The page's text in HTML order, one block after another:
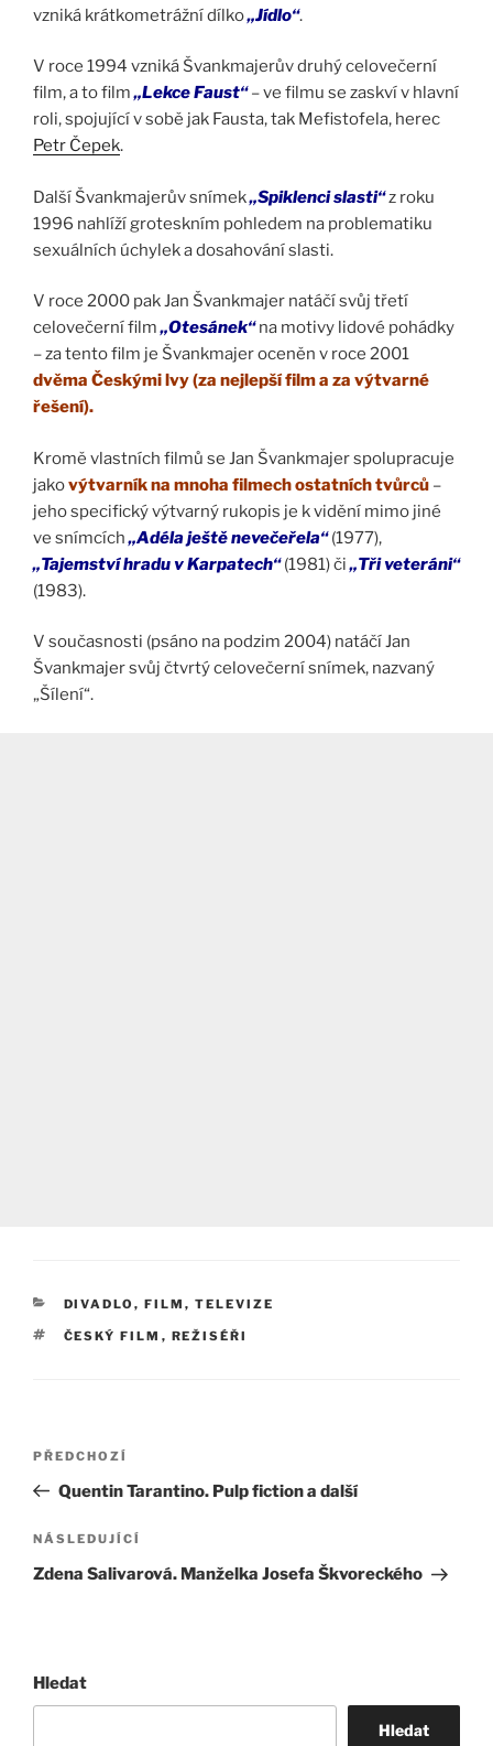
vzniká krátkometrážní dílko„Jídlo“.
V roce 1994 vzniká Švankmajerův druhý celovečerní
film, a to film„Lekce Faust“ – ve filmu se zaskví v hlavní
roli, spojující v sobě jak Fausta, tak Mefistofela, herec
Petr Čepek.
Další Švankmajerův snímek„Spiklenci slasti“z roku
1996 nahlíží groteskním pohledem na problematiku
sexuálních úchylek a dosahování slasti.
V roce 2000 pak Jan Švankmajer natáčí svůj třetí
celovečerní film„Otesánek“na motivy lidové pohádky
– za tento film je Švankmajer oceněn v roce 2001
dvěma Českými lvy (za nejlepší film a za výtvarné
řešení).
Kromě vlastních filmů se Jan Švankmajer spolupracuje
jakovýtvarník na mnoha filmech ostatních tvůrců –
jeho specifický výtvarný rukopis je k vidění mimo jiné
ve snímcích„Adéla ještě nevečeřela“ (1977),
„Tajemství hradu v Karpatech“(1981) či„Tři veteráni“
(1983).
V současnosti (psáno na podzim 2004) natáčí Jan
Švankmajer svůj čtvrtý celovečerní snímek, nazvaný
„Šílení“.
RUBRIKY
DIVADLO, FILM, TELEVIZE
ŠTÍTKY
ČESKÝ FILM , REŽISÉŘI
Navigace
příspěvek
Předchozí
příspěvek
PŘEDCHOZÍ
Quentin Tarantino. Pulp fiction a další
Následující
příspěvek
NÁSLEDUJÍCÍ
Zdena Salivarová. Manželka Josefa Škvoreckého
Hledat
Hledat